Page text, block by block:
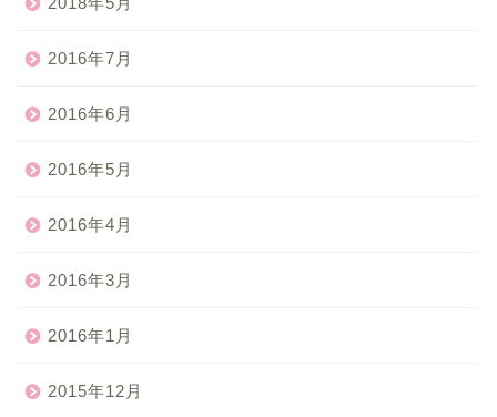
2016年7月
2016年6月
2016年5月
2016年4月
2016年3月
2016年1月
2015年12月